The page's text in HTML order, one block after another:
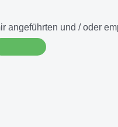
angeführten und / oder